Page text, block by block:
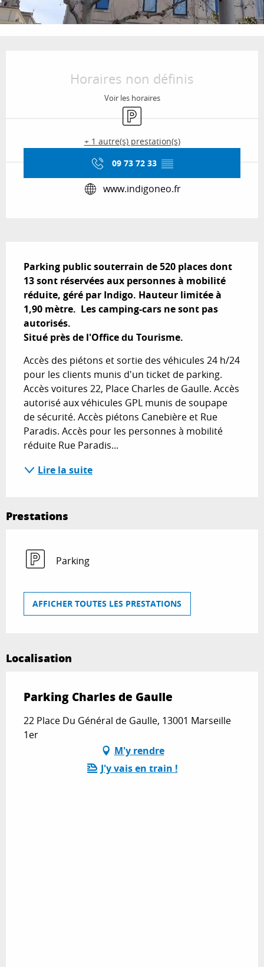
Horaires non définis
Voir les horaires
Parking
+ 1 autre(s) prestation(s)
09 73 72 33 ▒▒
www.indigoneo.fr
Parking public souterrain de 520 places dont
13 sont réservées aux personnes à mobilité
réduite, géré par Indigo. Hauteur limitée à
1,90 mètre.  Les camping-cars ne sont pas
autorisés.
Situé près de l'Office du Tourisme.
Accès des piétons et sortie des véhicules 24 h/24
pour les clients munis d'un ticket de parking.
Accès voitures 22, Place Charles de Gaulle. Accès
autorisé aux véhicules GPL munis de soupape
de sécurité. Accès piétons Canebière et Rue
Paradis. Accès pour les personnes à mobilité
réduite Rue Paradis...
Lire la suite
Prestations
Parking
AFFICHER TOUTES LES PRESTATIONS
Localisation
Parking Charles de Gaulle
22 Place Du Général de Gaulle, 13001 Marseille
1er
M'y rendre
J'y vais en train !